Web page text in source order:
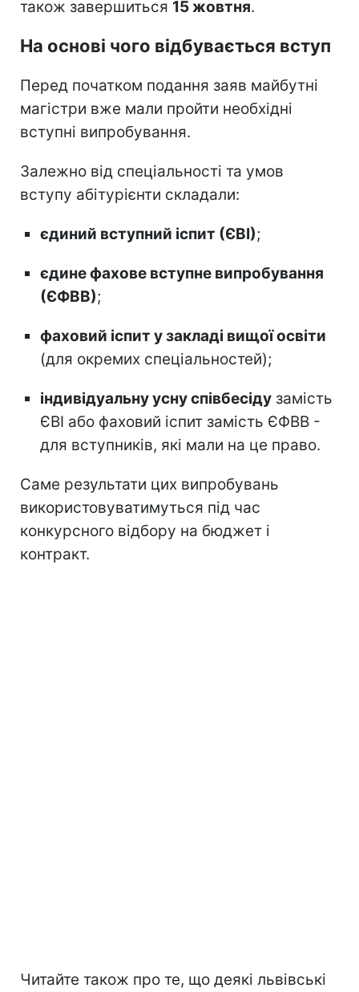
також завершиться 15 жовтня.
На основі чого відбувається вступ
Перед початком подання заяв майбутні
магістри вже мали пройти необхідні
вступні випробування.
Залежно від спеціальності та умов
вступу абітурієнти складали:
єдиний вступний іспит (ЄВІ);
єдине фахове вступне випробування
(ЄФВВ);
фаховий іспит у закладі вищої освіти
(для окремих спеціальностей);
індивідуальну усну співбесіду замість
ЄВІ або фаховий іспит замість ЄФВВ -
для вступників, які мали на це право.
Саме результати цих випробувань
використовуватимуться під час
конкурсного відбору на бюджет і
контракт.
Читайте також про те, що деякі львівські